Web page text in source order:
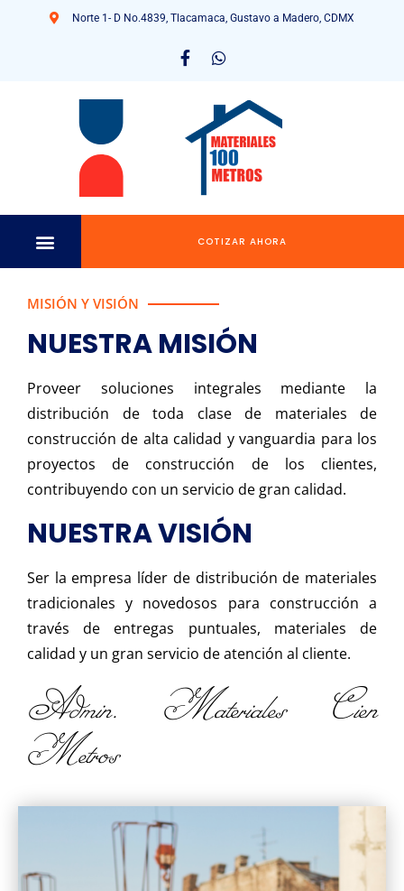
Norte 1- D No.4839, Tlacamaca, Gustavo a Madero, CDMX
COTIZAR AHORA
MISIÓN Y VISIÓN
NUESTRA MISIÓN
Proveer soluciones integrales mediante la
distribución de toda clase de materiales de
construcción de alta calidad y vanguardia para los
proyectos de construcción de los clientes,
contribuyendo con un servicio de gran calidad.
NUESTRA VISIÓN
Ser la empresa líder de distribución de materiales
tradicionales y novedosos para construcción a
través de entregas puntuales, materiales de
calidad y un gran servicio de atención al cliente.
Admin. Materiales Cien
Metros